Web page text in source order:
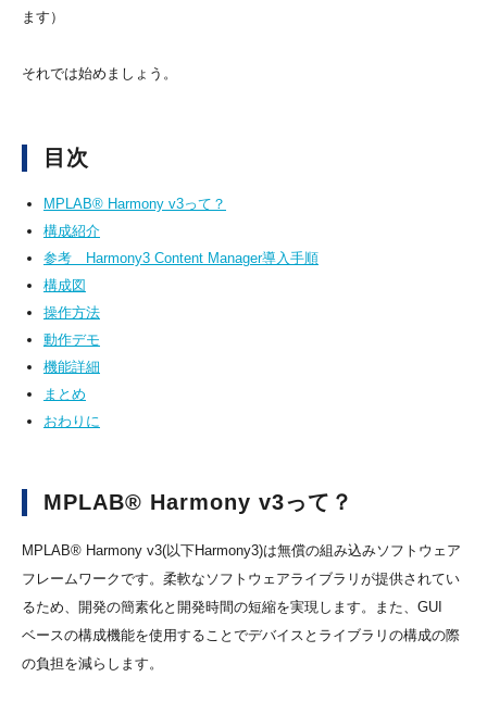
ます）
それでは始めましょう。
目次
MPLAB® Harmony v3って？
構成紹介
参考 Harmony3 Content Manager導入手順
構成図
操作方法
動作デモ
機能詳細
まとめ
おわりに
MPLAB® Harmony v3って？
MPLAB® Harmony v3(以下Harmony3)は無償の組み込みソフトウェア
フレームワークです。柔軟なソフトウェアライブラリが提供されてい
るため、開発の簡素化と開発時間の短縮を実現します。また、GUI
ベースの構成機能を使用することでデバイスとライブラリの構成の際
の負担を減らします。